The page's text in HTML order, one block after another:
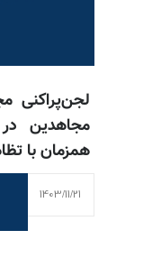
لجن‌پراکنی
مجاهدین
همزمان با
1403/11/21